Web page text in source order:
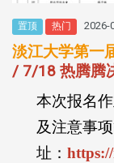
置顶 热门 2026-
淡江大学第一
/ 7/18 热腾腾
本次报名
及注意事
址：